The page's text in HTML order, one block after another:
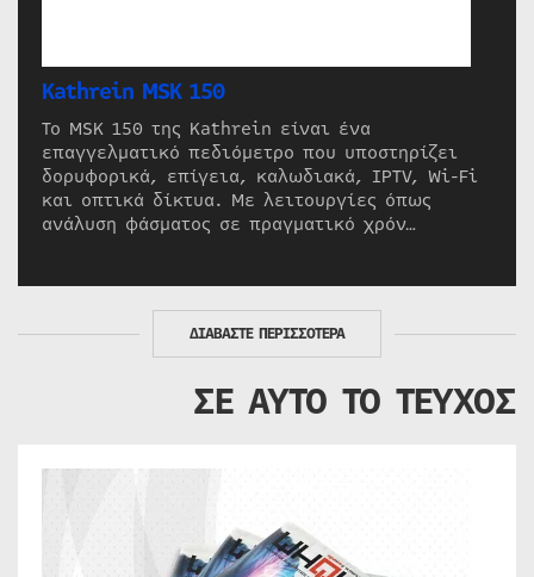
Kathrein MSK 150
Το MSK 150 της Kathrein είναι ένα
επαγγελματικό πεδιόμετρο που υποστηρίζει
δορυφορικά, επίγεια, καλωδιακά, IPTV, Wi-Fi
και οπτικά δίκτυα. Με λειτουργίες όπως
ανάλυση φάσματος σε πραγματικό χρόν…
ΔΙΑΒΑΣΤΕ ΠΕΡΙΣΣΟΤΕΡΑ
ΣΕ ΑΥΤΟ ΤΟ ΤΕΥΧΟΣ